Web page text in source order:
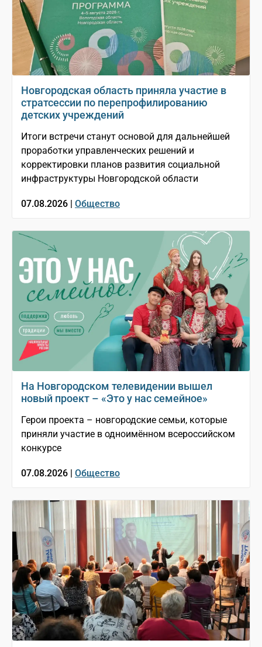
Новгородская область приняла участие в
стратсессии по перепрофилированию
детских учреждений
Итоги встречи станут основой для дальнейшей
проработки управленческих решений и
корректировки планов развития социальной
инфраструктуры Новгородской области
07.08.2026 | Общество
На Новгородском телевидении вышел
новый проект – «Это у нас семейное»
Герои проекта – новгородские семьи, которые
приняли участие в одноимённом всероссийском
конкурсе
07.08.2026 | Общество